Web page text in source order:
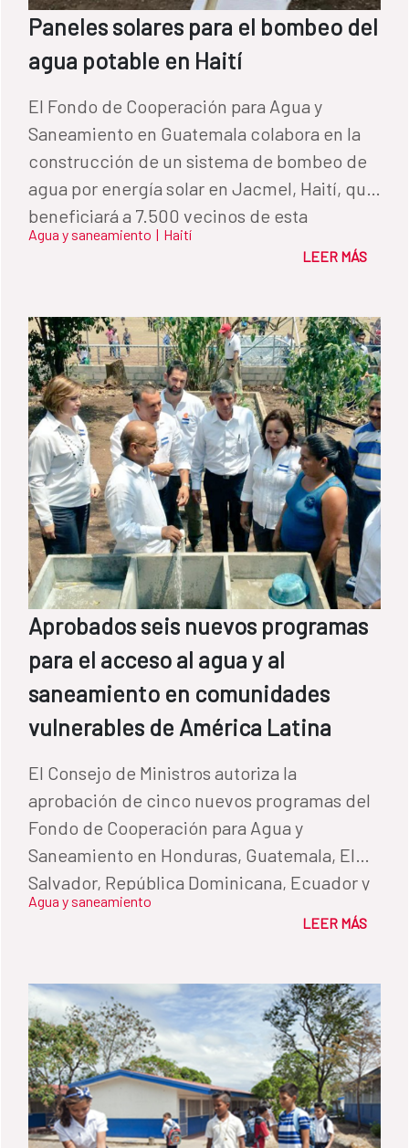
Paneles solares para el bombeo del
agua potable en Haití
El Fondo de Cooperación para Agua y
Saneamiento en Guatemala colabora en la
construcción de un sistema de bombeo de
agua por energía solar en Jacmel, Haití, que
beneficiará a 7.500 vecinos de esta
localidad situada al sur del país.
Agua y saneamiento | Haití
LEER MÁS
Aprobados seis nuevos programas
para el acceso al agua y al
saneamiento en comunidades
vulnerables de América Latina
El Consejo de Ministros autoriza la
aprobación de cinco nuevos programas del
Fondo de Cooperación para Agua y
Saneamiento en Honduras, Guatemala, El
Salvador, República Dominicana, Ecuador y
una nueva operación de cooperación
Agua y saneamiento
LEER MÁS